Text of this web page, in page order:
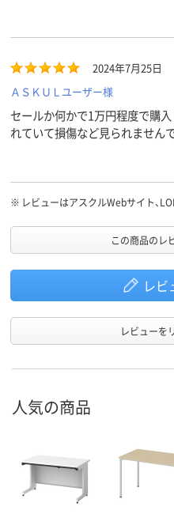
2024年7月25日
ＡＳＫＵＬユーザー様
セールか何かで1万円程度で購
れていて損傷など見られません
います。ダークウッドの色味は
※ レビューはアスクルWebサイト、
この商品のレ
レビ
レビューを
人気の商品